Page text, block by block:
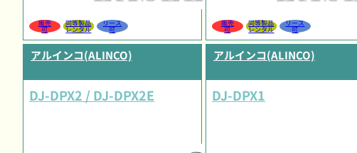
販売
可
同等製品
レンタル
リース
可
販売
可
同等製品
レンタル
リース
可
アルインコ(ALINCO)
DJ-DPX2 / DJ-DPX2E
アルインコ(ALINCO)
DJ-DPX1